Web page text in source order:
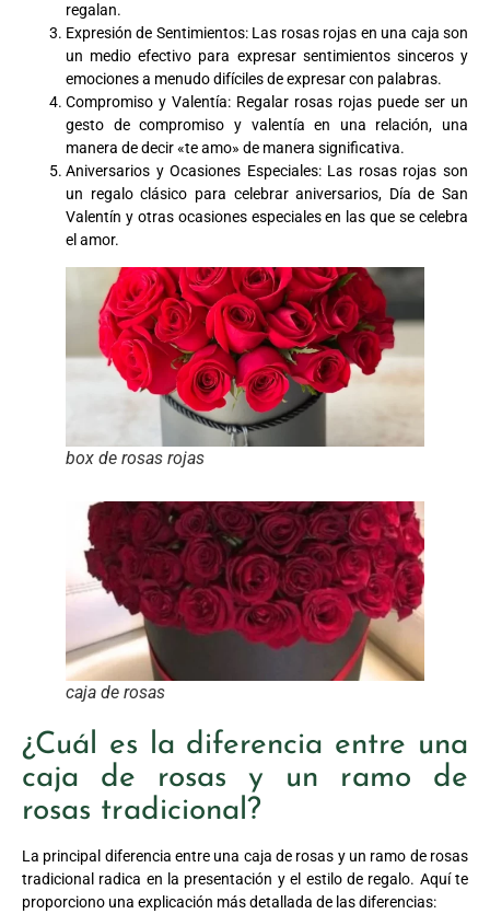
regalan.
Expresión de Sentimientos: Las rosas rojas en una caja son
un medio efectivo para expresar sentimientos sinceros y
emociones a menudo difíciles de expresar con palabras.
Compromiso y Valentía: Regalar rosas rojas puede ser un
gesto de compromiso y valentía en una relación, una
manera de decir «te amo» de manera significativa.
Aniversarios y Ocasiones Especiales: Las rosas rojas son
un regalo clásico para celebrar aniversarios, Día de San
Valentín y otras ocasiones especiales en las que se celebra
el amor.
box de rosas rojas
caja de rosas
¿Cuál es la diferencia entre una
caja de rosas y un ramo de
rosas tradicional?
La principal diferencia entre una caja de rosas y un ramo de rosas
tradicional radica en la presentación y el estilo de regalo. Aquí te
proporciono una explicación más detallada de las diferencias: